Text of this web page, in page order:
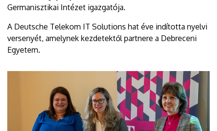
Germanisztikai Intézet igazgatója.
A Deutsche Telekom IT Solutions hat éve indította nyelvi
versenyét, amelynek kezdetektől partnere a Debreceni
Egyetem.